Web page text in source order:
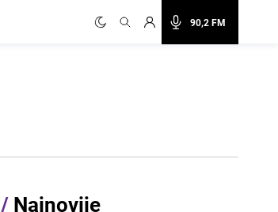
90,2 FM
/ Najnovije